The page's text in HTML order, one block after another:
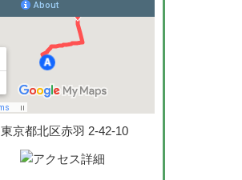
東京都北区赤羽 2-42-10